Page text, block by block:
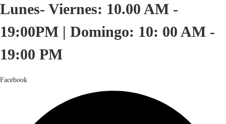
Lunes- Viernes: 10.00 AM -
19:00PM | Domingo: 10: 00 AM -
19:00 PM
Facebook